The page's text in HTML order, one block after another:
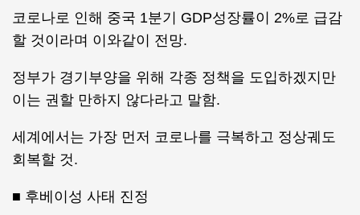
코로나로 인해 중국 1분기 GDP성장률이 2%로 급감
할 것이라며 이와같이 전망.
정부가 경기부양을 위해 각종 정책을 도입하겠지만
이는 권할 만하지 않다라고 말함.
세계에서는 가장 먼저 코로나를 극복하고 정상궤도
회복할 것.
■ 후베이성 사태 진정